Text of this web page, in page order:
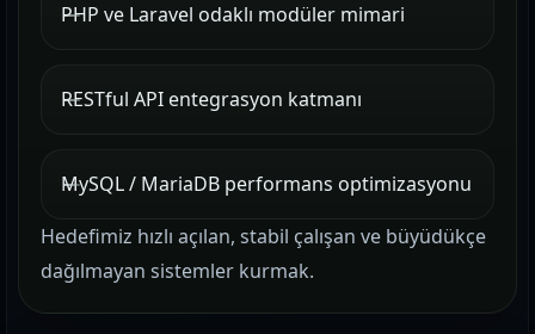
PHP ve Laravel odaklı modüler mimari
RESTful API entegrasyon katmanı
MySQL / MariaDB performans optimizasyonu
Hedefimiz hızlı açılan, stabil çalışan ve büyüdükçe
dağılmayan sistemler kurmak.